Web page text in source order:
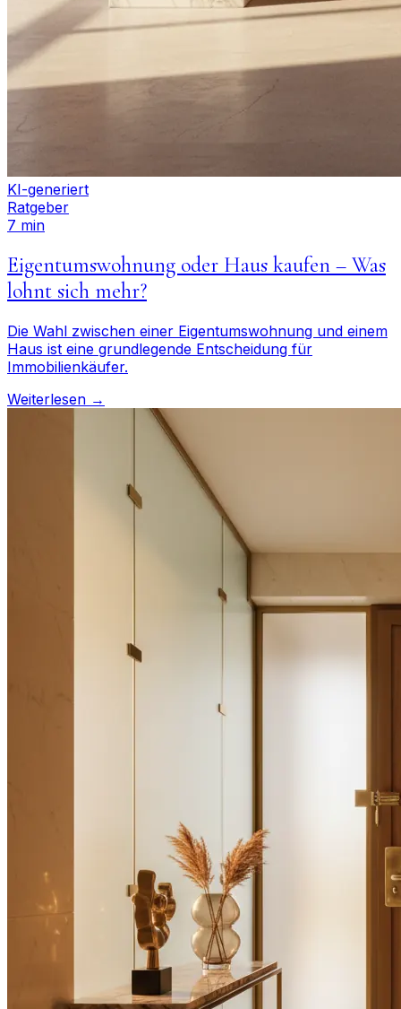
KI-generiert
Ratgeber
7 min
Eigentumswohnung oder Haus kaufen – Was
lohnt sich mehr?
Die Wahl zwischen einer Eigentumswohnung und einem
Haus ist eine grundlegende Entscheidung für
Immobilienkäufer.
Weiterlesen →